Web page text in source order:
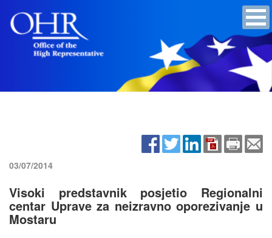
03/07/2014
Visoki predstavnik posjetio Regionalni
centar Uprave za neizravno oporezivanje u
Mostaru